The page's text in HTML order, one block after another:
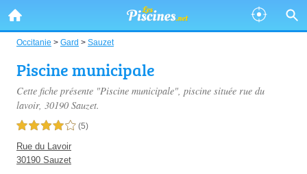
Occitanie > Gard > Sauzet
Piscine municipale
Cette fiche présente "Piscine municipale", piscine située rue du
lavoir, 30190 Sauzet.
4,0 étoiles sur 5 (5)
Rue du Lavoir
30190 Sauzet